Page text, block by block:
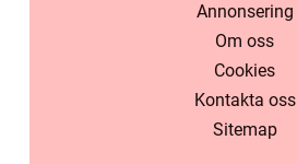
Annonsering
Om oss
Cookies
Kontakta oss
Sitemap